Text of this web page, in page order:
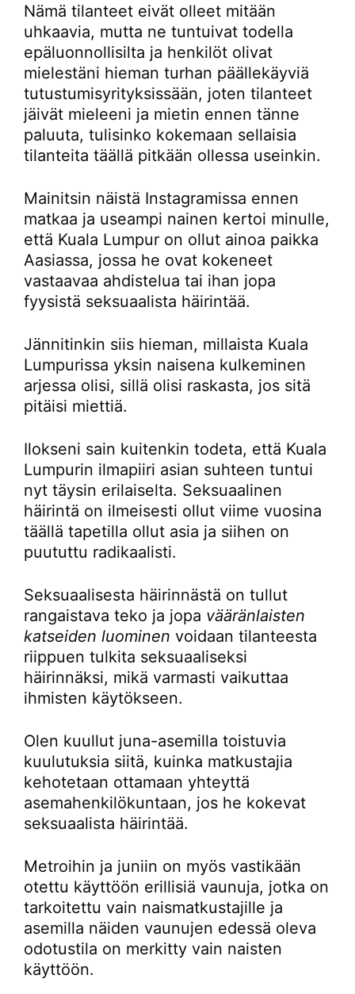
Nämä tilanteet eivät olleet mitään
uhkaavia, mutta ne tuntuivat todella
epäluonnollisilta ja henkilöt olivat
mielestäni hieman turhan päällekäyviä
tutustumisyrityksissään, joten tilanteet
jäivät mieleeni ja mietin ennen tänne
paluuta, tulisinko kokemaan sellaisia
tilanteita täällä pitkään ollessa useinkin.
Mainitsin näistä Instagramissa ennen
matkaa ja useampi nainen kertoi minulle,
että Kuala Lumpur on ollut ainoa paikka
Aasiassa, jossa he ovat kokeneet
vastaavaa ahdistelua tai ihan jopa
fyysistä seksuaalista häirintää.
Jännitinkin siis hieman, millaista Kuala
Lumpurissa yksin naisena kulkeminen
arjessa olisi, sillä olisi raskasta, jos sitä
pitäisi miettiä.
Ilokseni sain kuitenkin todeta, että Kuala
Lumpurin ilmapiiri asian suhteen tuntui
nyt täysin erilaiselta. Seksuaalinen
häirintä on ilmeisesti ollut viime vuosina
täällä tapetilla ollut asia ja siihen on
puututtu radikaalisti.
Seksuaalisesta häirinnästä on tullut
rangaistava teko ja jopa vääränlaisten
katseiden luominen voidaan tilanteesta
riippuen tulkita seksuaaliseksi
häirinnäksi, mikä varmasti vaikuttaa
ihmisten käytökseen.
Olen kuullut juna-asemilla toistuvia
kuulutuksia siitä, kuinka matkustajia
kehotetaan ottamaan yhteyttä
asemahenkilökuntaan, jos he kokevat
seksuaalista häirintää.
Metroihin ja juniin on myös vastikään
otettu käyttöön erillisiä vaunuja, jotka on
tarkoitettu vain naismatkustajille ja
asemilla näiden vaunujen edessä oleva
odotustila on merkitty vain naisten
käyttöön.